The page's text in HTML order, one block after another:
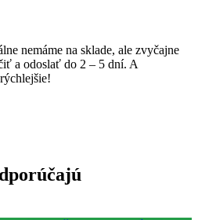
nemáme na sklade, ale zvyčajne
a odoslať do 2 – 5 dní. A